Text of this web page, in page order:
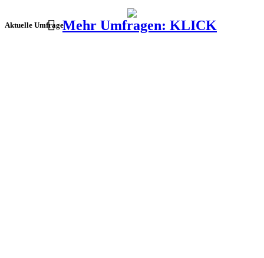
Aktuelle UmfrageMehr Umfragen: KLICK